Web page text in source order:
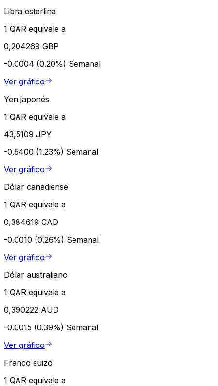
Libra esterlina
1 QAR equivale a
0,204269 GBP
-0.0004 (0.20%) Semanal
Ver gráfico
Yen japonés
1 QAR equivale a
43,5109 JPY
-0.5400 (1.23%) Semanal
Ver gráfico
Dólar canadiense
1 QAR equivale a
0,384619 CAD
-0.0010 (0.26%) Semanal
Ver gráfico
Dólar australiano
1 QAR equivale a
0,390222 AUD
-0.0015 (0.39%) Semanal
Ver gráfico
Franco suizo
1 QAR equivale a